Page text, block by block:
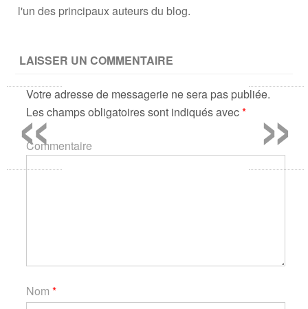
l'un des principaux auteurs du blog.
LAISSER UN COMMENTAIRE
Votre adresse de messagerie ne sera pas publiée.
Les champs obligatoires sont indiqués avec*
Commentaire
Nom *
»
«